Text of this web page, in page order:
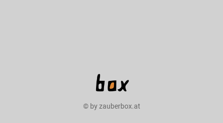
© by zauberbox.at